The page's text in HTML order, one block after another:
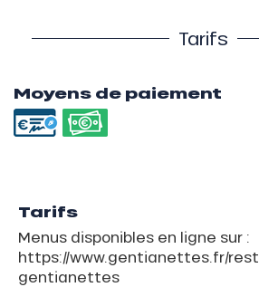
Tarifs
Moyens de paiement
Tarifs
Menus disponibles en ligne sur :
https://www.gentianettes.fr/
gentianettes